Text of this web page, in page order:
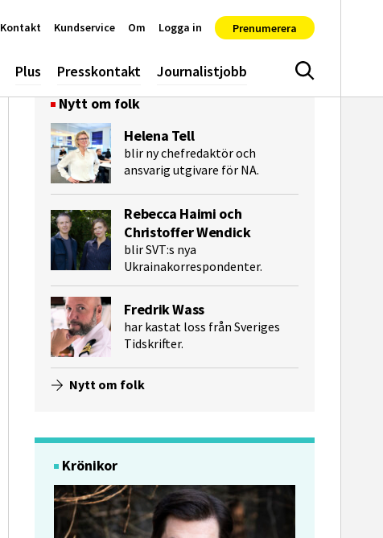
Plus Presskontakt Journalistjobb Sök
Kontakt Kundservice Om Logga in Prenumerera
Nytt om folk
Helena Tell
blir ny chefredaktör och
ansvarig utgivare för NA.
Rebecca Haimi och
Christoffer Wendick
blir SVT:s nya
Ukrainakorrespondenter.
Fredrik Wass
har kastat loss från Sveriges
Tidskrifter.
Nytt om folk
Krönikor